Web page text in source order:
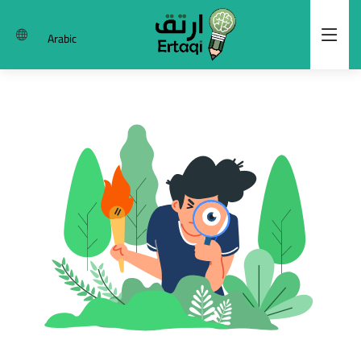
Arabic